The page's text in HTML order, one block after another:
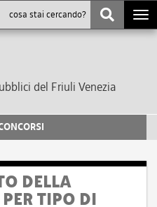
del Friuli Venezia
DELLA
TIPO DI